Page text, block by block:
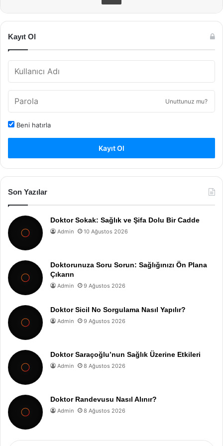
Kayıt Ol
Unuttunuz mu?
Beni hatırla
Kayıt Ol
Son Yazılar
Doktor Sokak: Sağlık ve Şifa Dolu Bir Cadde
Admin 10 Ağustos 2026
Doktorunuza Soru Sorun: Sağlığınızı Ön Plana
Çıkarın
Admin 9 Ağustos 2026
Doktor Sicil No Sorgulama Nasıl Yapılır?
Admin 9 Ağustos 2026
Doktor Saraçoğlu’nun Sağlık Üzerine Etkileri
Admin 8 Ağustos 2026
Doktor Randevusu Nasıl Alınır?
Admin 8 Ağustos 2026